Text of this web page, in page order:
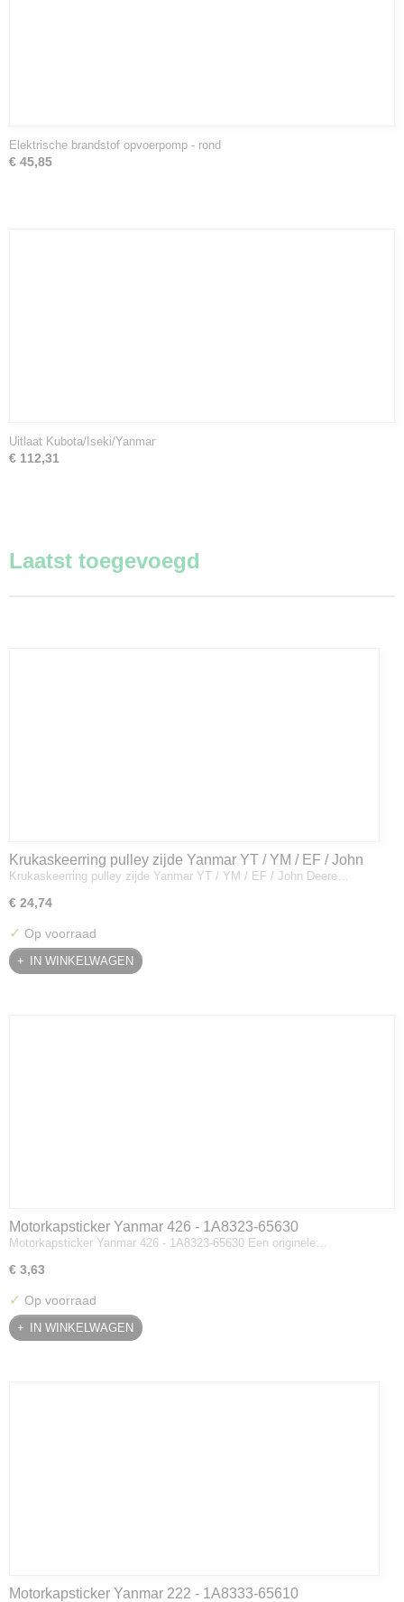
Elektrische brandstof opvoerpomp - rond
€ 45,85
Uitlaat Kubota/Iseki/Yanmar
€ 112,31
Laatst toegevoegd
Krukaskeerring pulley zijde Yanmar YT / YM / EF / John
Deere - 119934-01800
Krukaskeerring pulley zijde Yanmar YT / YM / EF / John Deere…
€ 24,74
✓ Op voorraad
IN WINKELWAGEN
Motorkapsticker Yanmar 426 - 1A8323-65630
Motorkapsticker Yanmar 426 - 1A8323-65630 Een originele…
€ 3,63
✓ Op voorraad
IN WINKELWAGEN
Motorkapsticker Yanmar 222 - 1A8333-65610